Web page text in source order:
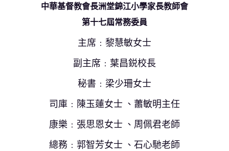
中華基督教會長洲堂錦江小學家長教師會
第十七屆常務委員
主席﹕黎慧敏女士
副主席﹕葉昌鋭校長
秘書﹕梁少珊女士
司庫﹕陳玉蓮女士 、蕭敏明主任
康樂﹕張思恩女士 、周佩君老師
總務﹕郭智芳女士 、石心馳老師